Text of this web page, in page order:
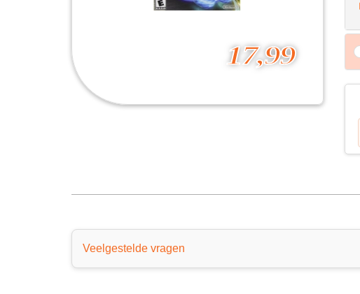
17,99
Veelgestelde vragen